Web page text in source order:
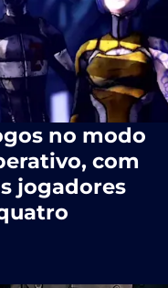
no modo
com
jogadores